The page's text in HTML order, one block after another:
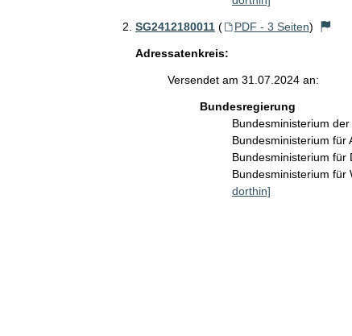
SG2412180011 ( PDF - 3 Seiten)
Adressatenkreis:
Versendet am 31.07.2024 an:
Bundesregierung
Bundesministerium
Bundesministerium für
Bundesministerium für
Bundesministerium für
dorthin]